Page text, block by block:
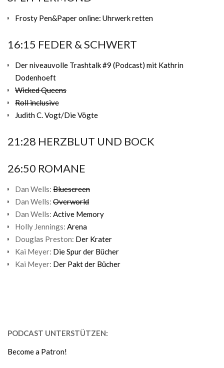
Frosty Pen&Paper online: Uhrwerk retten
16:15 FEDER & SCHWERT
Der niveauvolle Trashtalk #9 (Podcast) mit Kathrin
Dodenhoeft
Wicked Queens
Roll inclusive
Judith C. Vogt/Die Vögte
21:28 HERZBLUT UND BOCK
26:50 ROMANE
Dan Wells: Bluescreen
Dan Wells: Overworld
Dan Wells: Active Memory
Holly Jennings: Arena
Douglas Preston: Der Krater
Kai Meyer: Die Spur der Bücher
Kai Meyer: Der Pakt der Bücher
PODCAST UNTERSTÜTZEN:
Become a Patron!